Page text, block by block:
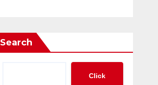
る
理」
と
ポ
ー
カ
Search
Click